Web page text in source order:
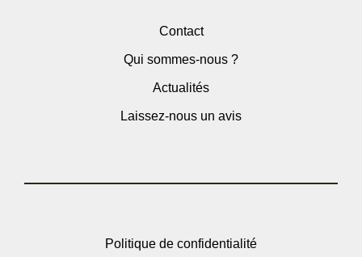
Contact
Qui sommes-nous ?
Actualités
Laissez-nous un avis
Politique de confidentialité